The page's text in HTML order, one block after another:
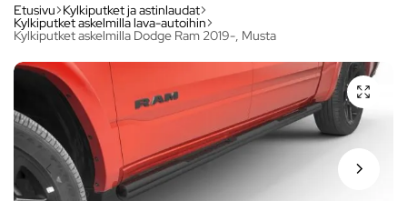
Etusivu Kylkiputket ja astinlaudat
Kylkiputket askelmilla lava-autoihin
Kylkiputket askelmilla Dodge Ram 2019-, Musta